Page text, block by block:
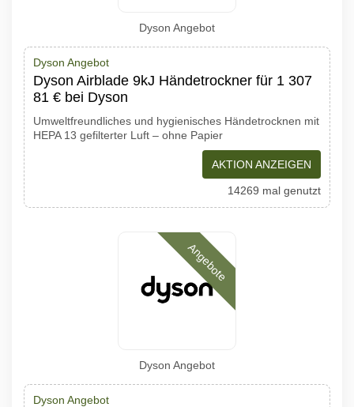
Dyson Angebot
Dyson Angebot
Dyson Airblade 9kJ Händetrockner für 1 307
81 € bei Dyson
Umweltfreundliches und hygienisches Händetrocknen mit
HEPA 13 gefilterter Luft – ohne Papier
AKTION ANZEIGEN
14269 mal genutzt
Angebote
Dyson Angebot
Dyson Angebot